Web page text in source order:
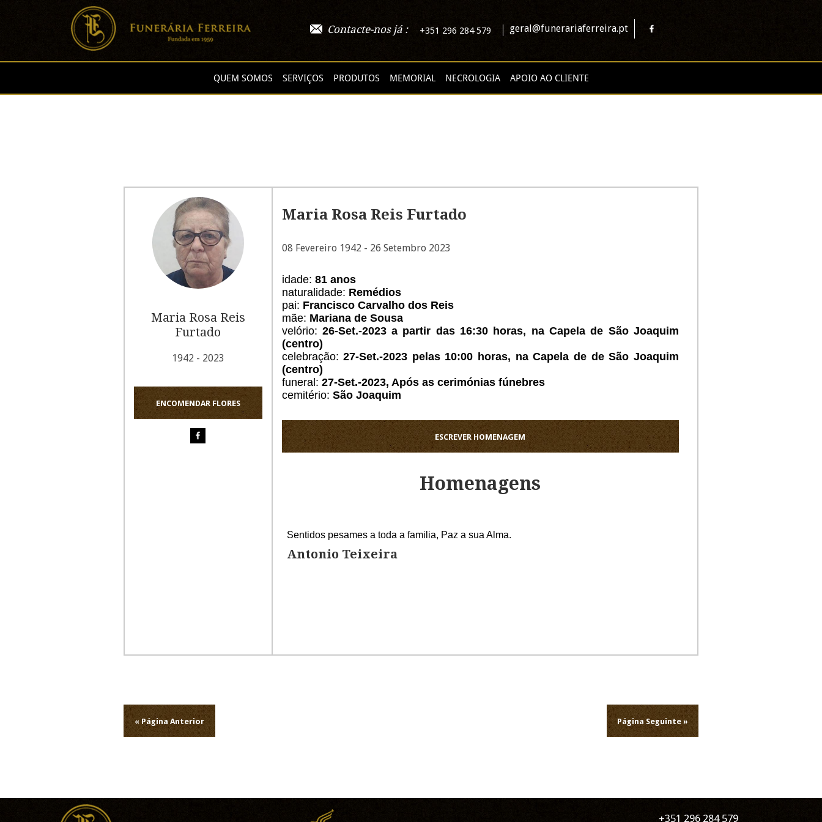
Contacte-nos já : +351 296 284 579 geral@funerariaferreira.pt
QUEM SOMOS SERVIÇOS PRODUTOS MEMORIAL NECROLOGIA APOIO AO CLIENTE
Maria Rosa Reis
Furtado
1942 - 2023
ENCOMENDAR FLORES
Maria Rosa Reis Furtado
08 Fevereiro 1942 - 26 Setembro 2023
idade: 81 anos
naturalidade: Remédios
pai: Francisco Carvalho dos Reis
mãe: Mariana de Sousa
velório: 26-Set.-2023 a partir das 16:30 horas, na Capela de São Joaquim
(centro)
celebração:27-Set.-2023 pelas 10:00 horas, na Capela de de São Joaquim
(centro)
funeral: 27-Set.-2023, Após as cerimónias fúnebres
cemitério: São Joaquim
ESCREVER HOMENAGEM
Homenagens
Sentidos pesames a toda a familia, Paz a sua Alma.
Antonio Teixeira
de
artigos
Página Seguinte »
« Página Anterior
+351 296 284 579